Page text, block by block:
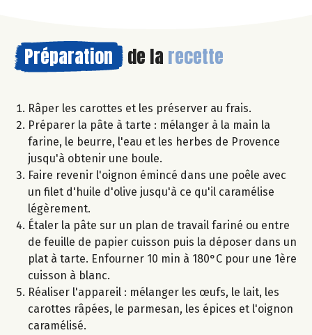
Préparation de la recette
Râper les carottes et les préserver au frais.
Préparer la pâte à tarte : mélanger à la main la
farine, le beurre, l'eau et les herbes de Provence
jusqu'à obtenir une boule.
Faire revenir l'oignon émincé dans une poêle avec
un filet d'huile d'olive jusqu'à ce qu'il caramélise
légèrement.
Étaler la pâte sur un plan de travail fariné ou entre
de feuille de papier cuisson puis la déposer dans un
plat à tarte. Enfourner 10 min à 180°C pour une 1ère
cuisson à blanc.
Réaliser l'appareil : mélanger les œufs, le lait, les
carottes râpées, le parmesan, les épices et l'oignon
caramélisé.